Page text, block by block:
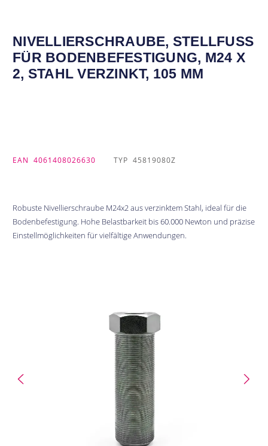
NIVELLIERSCHRAUBE, STELLFUSS F
ÜR BODENBEFESTIGUNG, M24 X 2
, STAHL VERZINKT, 105 MM
EAN 4061408026630 TYP 45819080Z
Robuste Nivellierschraube M24x2 aus verzinktem Stahl, ideal für die
Bodenbefestigung. Hohe Belastbarkeit bis 60.000 Newton und präzise
Einstellmöglichkeiten für vielfältige Anwendungen.